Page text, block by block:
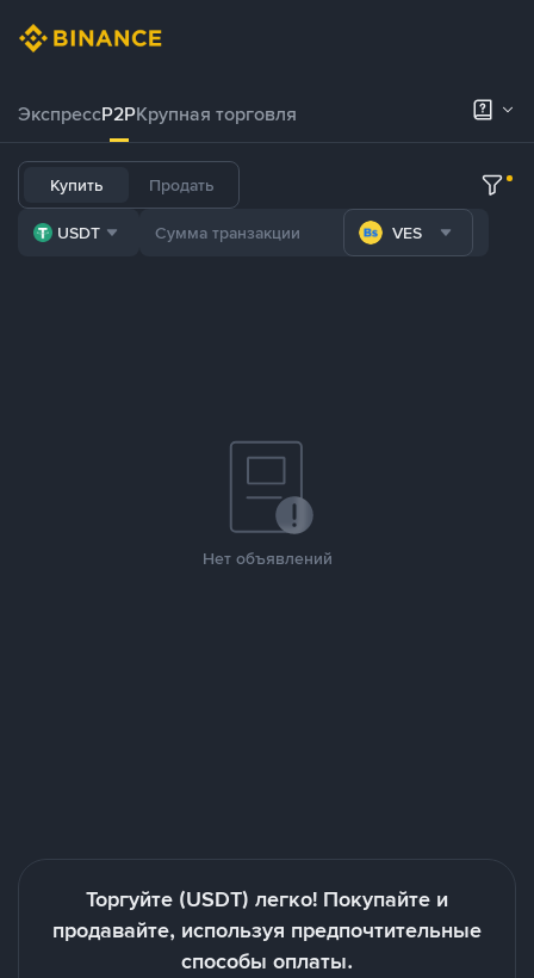
ЭкспрессP2PКрупная торговля
Купить Продать
USDT VES
Нет объявлений
Торгуйте (USDT) легко! Покупайте и
продавайте, используя предпочтительные
способы оплаты.